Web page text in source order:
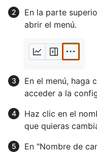
En la parte
abrir el menú.
En el menú, haga
acceder a la
Haz clic en el
que quieras
En "Nombre de